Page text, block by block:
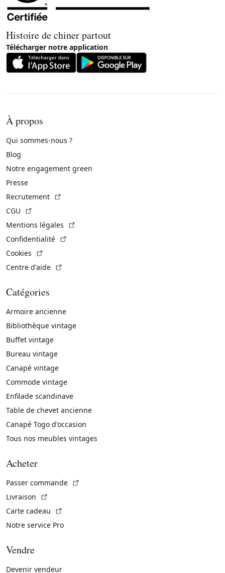
Histoire de chiner partout
Télécharger notre application
À propos
Qui sommes-nous ?
Blog
Notre engagement green
Presse
Recrutement
CGU
Mentions légales
Confidentialité
Cookies
Centre d'aide
Catégories
Armoire ancienne
Bibliothèque vintage
Buffet vintage
Bureau vintage
Canapé vintage
Commode vintage
Enfilade scandinave
Table de chevet ancienne
Canapé Togo d'occasion
Tous nos meubles vintages
Acheter
Passer commande
Livraison
Carte cadeau
Notre service Pro
Vendre
Devenir vendeur